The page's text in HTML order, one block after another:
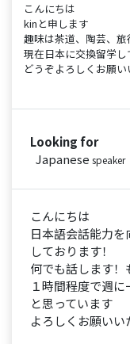
こんにちは
kinと申します
趣味は茶道、陶芸、旅
現在日本に交換留学し
どうぞよろしくお願い
Looking for
Japanese speaker
こんにちは
日本語会話能力
しております！
何でも話します！
１時間程度で週
と思っています
よろしくお願いい